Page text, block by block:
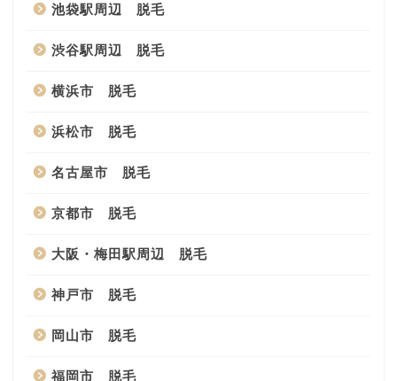
池袋駅周辺 脱毛
渋谷駅周辺 脱毛
横浜市 脱毛
浜松市 脱毛
名古屋市 脱毛
京都市 脱毛
大阪・梅田駅周辺 脱毛
神戸市 脱毛
岡山市 脱毛
福岡市 脱毛